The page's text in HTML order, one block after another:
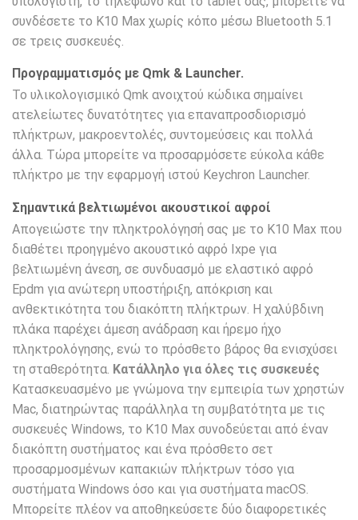
συνδέσετε το K10 Max χωρίς κόπο μέσω Bluetooth 5.1
σε τρεις συσκευές.
Προγραμματισμός με Qmk & Launcher.
Το υλικολογισμικό Qmk ανοιχτού κώδικα σημαίνει
ατελείωτες δυνατότητες για επαναπροσδιορισμό
πλήκτρων, μακροεντολές, συντομεύσεις και πολλά
άλλα. Τώρα μπορείτε να προσαρμόσετε εύκολα κάθε
πλήκτρο με την εφαρμογή ιστού Keychron Launcher.
Σημαντικά βελτιωμένοι ακουστικοί αφροί
Απογειώστε την πληκτρολόγησή σας με το K10 Max που
διαθέτει προηγμένο ακουστικό αφρό Ixpe για
βελτιωμένη άνεση, σε συνδυασμό με ελαστικό αφρό
Epdm για ανώτερη υποστήριξη, απόκριση και
ανθεκτικότητα του διακόπτη πλήκτρων. Η χαλύβδινη
πλάκα παρέχει άμεση ανάδραση και ήρεμο ήχο
πληκτρολόγησης, ενώ το πρόσθετο βάρος θα ενισχύσει
τη σταθερότητα. Κατάλληλο για όλες τις συσκευές
Κατασκευασμένο με γνώμονα την εμπειρία των χρηστών
Mac, διατηρώντας παράλληλα τη συμβατότητα με τις
συσκευές Windows, το K10 Max συνοδεύεται από έναν
διακόπτη συστήματος και ένα πρόσθετο σετ
προσαρμοσμένων καπακιών πλήκτρων τόσο για
συστήματα Windows όσο και για συστήματα macOS.
Μπορείτε πλέον να αποθηκεύσετε δύο διαφορετικές